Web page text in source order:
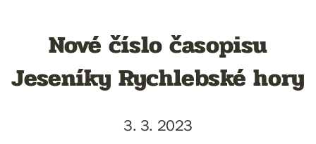
Nové číslo časopisu
Jeseníky Rychlebské hory
3. 3. 2023